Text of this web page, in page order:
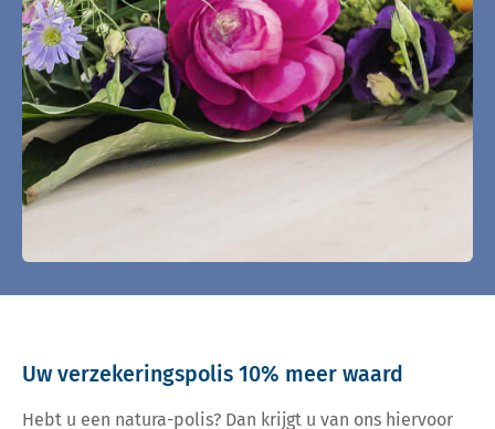
Uw verzekeringspolis 10% meer waard
Hebt u een natura-polis? Dan krijgt u van ons hiervoor